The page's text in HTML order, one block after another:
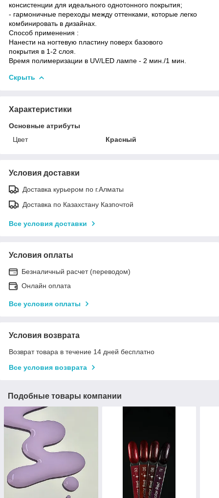
консистенции для идеального однотонного покрытия;
- гармоничные переходы между оттенками, которые легко
комбинировать в дизайнах.
Способ применения :
Нанести на ногтевую пластину поверх базового
покрытия в 1-2 слоя.
Время полимеризации в UV/LED лампе - 2 мин./1 мин.
Скрыть
Характеристики
Основные атрибуты
Цвет
Красный
Условия доставки
Доставка курьером по г.Алматы
Доставка по Казахстану Казпочтой
Все условия доставки
Условия оплаты
Безналичный расчет (переводом)
Онлайн оплата
Все условия оплаты
Условия возврата
Возврат товара в течение 14 дней бесплатно
Все условия возврата
Подобные товары компании